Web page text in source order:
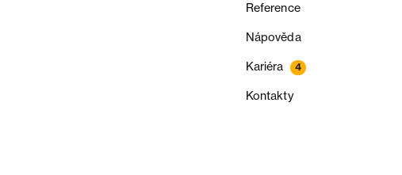
Reference
Nápověda
Kariéra 4
Kontakty